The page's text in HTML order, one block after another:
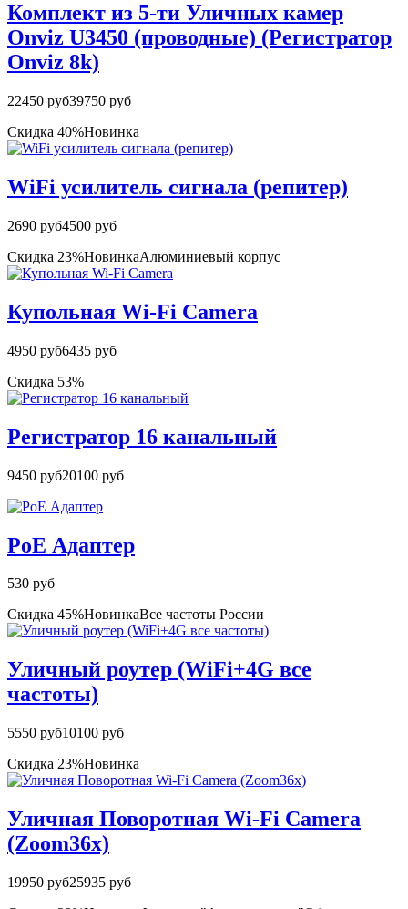
Комплект из 5-ти Уличных камер
Onviz U3450 (проводные) (Регистратор
Onviz 8k)
22450 руб39750 руб
Скидка 40%Новинка
WiFi усилитель сигнала (репитер)
2690 руб4500 руб
Скидка 23%НовинкаАлюминиевый корпус
Купольная Wi-Fi Camera
4950 руб6435 руб
Скидка 53%
Регистратор 16 канальный
9450 руб20100 руб
PoE Адаптер
530 руб
Скидка 45%НовинкаВсе частоты России
Уличный роутер (WiFi+4G все
частоты)
5550 руб10100 руб
Скидка 23%Новинка
Уличная Поворотная Wi-Fi Camera
(Zoom36x)
19950 руб25935 руб